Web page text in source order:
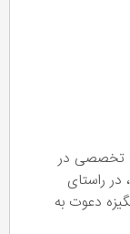
10 سال سابقه تخصصی در
راستای
دعوت به